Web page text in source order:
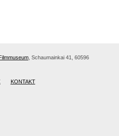
, Schaumainkai 41, 60596
KONTAKT